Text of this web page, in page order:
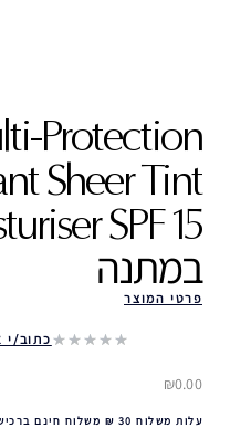
Protection
Sheer Tint
SPF 15
במתנה ‎
פרטי המוצר
כתוב/י
₪0.00
עלות משלוח 30 ₪ משלוח חינם ברכישה ב-249 ₪ ומעלה & החזרות חינם